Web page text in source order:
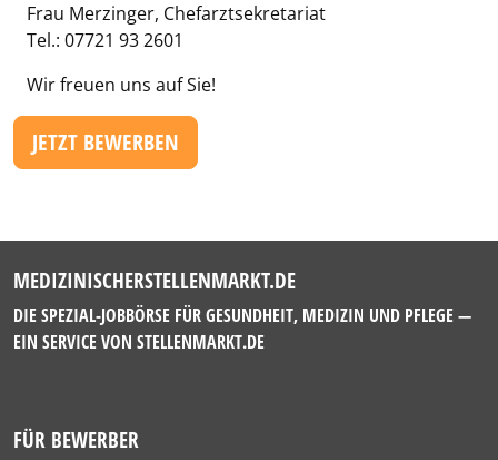
Frau Merzinger, Chefarztsekretariat
Tel.: 07721 93 2601
Wir freuen uns auf Sie!
JETZT BEWERBEN
MEDIZINISCHERSTELLENMARKT.DE
DIE SPEZIAL-JOBBÖRSE FÜR GESUNDHEIT, MEDIZIN UND PFLEGE —
EIN SERVICE VON STELLENMARKT.DE
FÜR BEWERBER